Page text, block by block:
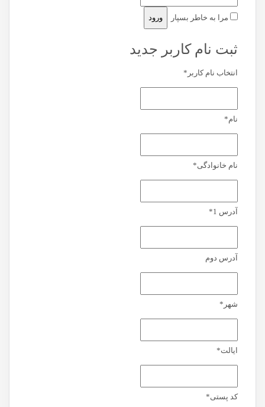
مرا به خاطر بسپار
ثبت نام کاربر جدید
انتخاب نام کاربر *
نام*
نام خانوادگی*
آدرس 1 *
آدرس دوم
شهر *
ایالت*
کد پستی*